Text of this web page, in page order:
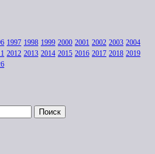
1997 1998 1999 2000 2001 2002 2003 2004
2012 2013 2014 2015 2016 2017 2018 2019